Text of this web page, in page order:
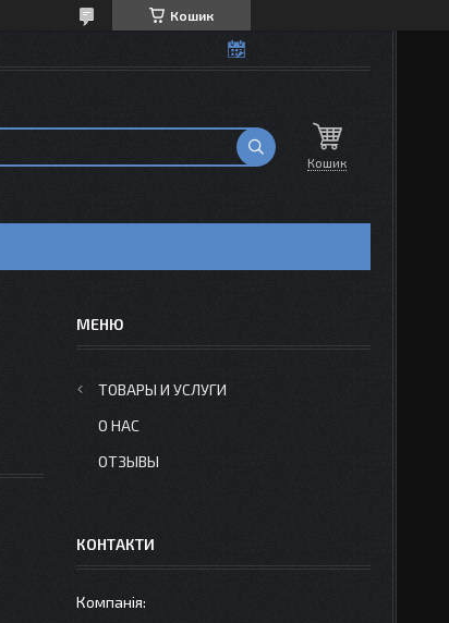
Кошик
Кошик
ТОВАРЫ И УСЛУГИ
О НАС
ОТЗЫВЫ
КОНТАКТИ